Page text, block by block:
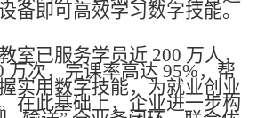
备即可高效学习数字技能。
室已服务学员近 200 万人，
万次，完课率高达 95%，帮
实用数字技能，为就业创业
在此基础上，企业进一步构